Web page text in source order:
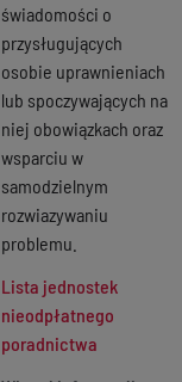
świadomości o
przysługujących
osobie uprawnieniach
lub spoczywających na
niej obowiązkach oraz
wsparciu w
samodzielnym
rozwiazywaniu
problemu.
Lista jednostek
nieodpłatnego
poradnictwa